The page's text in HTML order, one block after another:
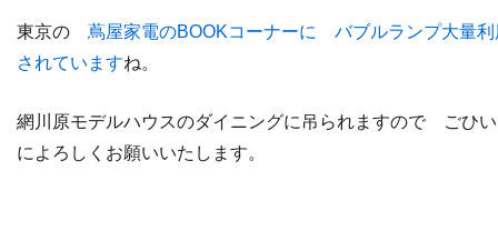
東京の 蔦屋家電のBOOKコーナーに バブルランプ大量利
されていますね。
網川原モデルハウスのダイニングに吊られますので ごひ
によろしくお願いいたします。